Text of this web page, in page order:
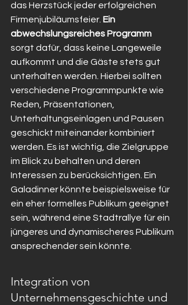
das Herzstück jeder erfolgreichen
Firmenjubiläumsfeier. Ein
abwechslungsreiches Programm
sorgt dafür, dass keine Langeweile
aufkommt und die Gäste stets gut
unterhalten werden. Hierbei sollten
verschiedene Programmpunkte wie
Reden, Präsentationen,
Unterhaltungseinlagen und Pausen
geschickt miteinander kombiniert
werden. Es ist wichtig, die Zielgruppe
im Blick zu behalten und deren
Interessen zu berücksichtigen. Ein
Galadinner könnte beispielsweise für
ein eher formelles Publikum geeignet
sein, während eine Stadtrallye für ein
jüngeres und dynamischeres Publikum
ansprechender sein könnte.
Integration von
Unternehmensgeschichte und